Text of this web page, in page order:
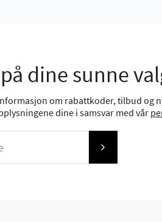
dine sunne
om rabattkoder, tilbud
dine i samsvar med vår